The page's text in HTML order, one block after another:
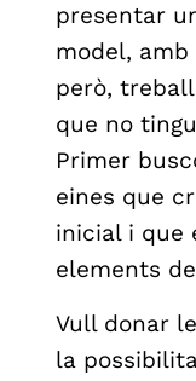
presentar
model,
però,
que no
Primer
eines que
inicial i que
elements
Vull donar
la